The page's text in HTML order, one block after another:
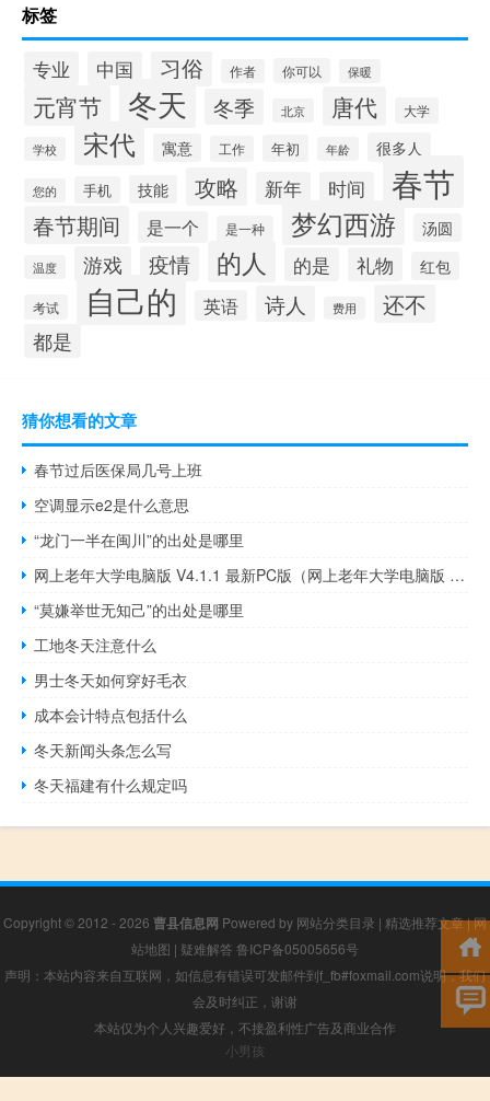
标签
专业 中国 习俗 作者 你可以 保暖
元宵节 冬天 冬季 北京 唐代 大学
学校 宋代 寓意 工作 年初 年龄 很多人
您的 手机 技能 攻略 新年 时间 春节
春节期间 是一个 是一种 梦幻西游 汤圆
温度 游戏 疫情 的人 的是 礼物 红包
考试 自己的 英语 诗人 费用 还不
都是
猜你想看的文章
春节过后医保局几号上班
空调显示e2是什么意思
“龙门一半在闽川”的出处是哪里
网上老年大学电脑版 V4.1.1 最新PC版（网上老年大学电脑版 V4.1.1 最新PC版功能简介）
“莫嫌举世无知己”的出处是哪里
工地冬天注意什么
男士冬天如何穿好毛衣
成本会计特点包括什么
冬天新闻头条怎么写
冬天福建有什么规定吗
Copyright © 2012 - 2026 曹县信息网 Powered by 网站分类目录 | 精选推荐文章|网
站地图 | 疑难解答 鲁ICP备05005656号
声明：本站内容来自互联网，如信息有错误可发邮件到f_fb#foxmail.com说明，我们
会及时纠正，谢谢
本站仅为个人兴趣爱好，不接盈利性广告及商业合作
小男孩